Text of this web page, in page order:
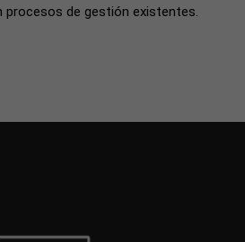
procesos de gestión existentes.